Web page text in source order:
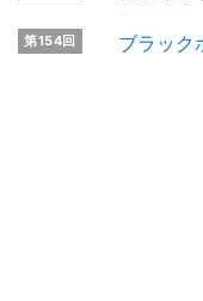
第154回 ブラック